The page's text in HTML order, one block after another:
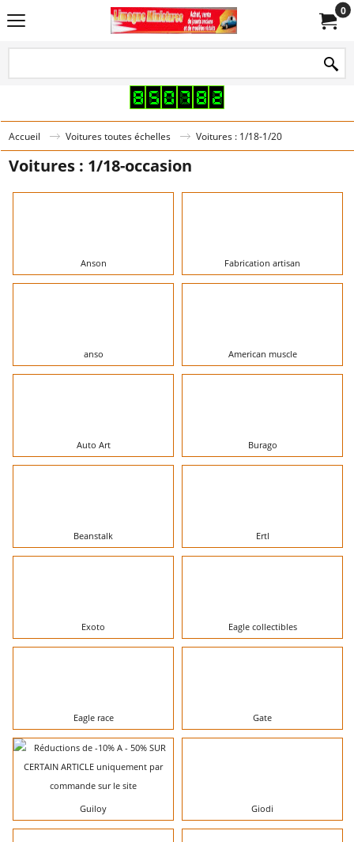
0
Accueil Voitures toutes échelles Voitures : 1/18-1/20
Voitures : 1/18-occasion
Anson Fabrication artisan
anso American muscle
Auto Art Burago
Beanstalk Ertl
Exoto Eagle collectibles
Eagle race Gate
Guiloy Giodi